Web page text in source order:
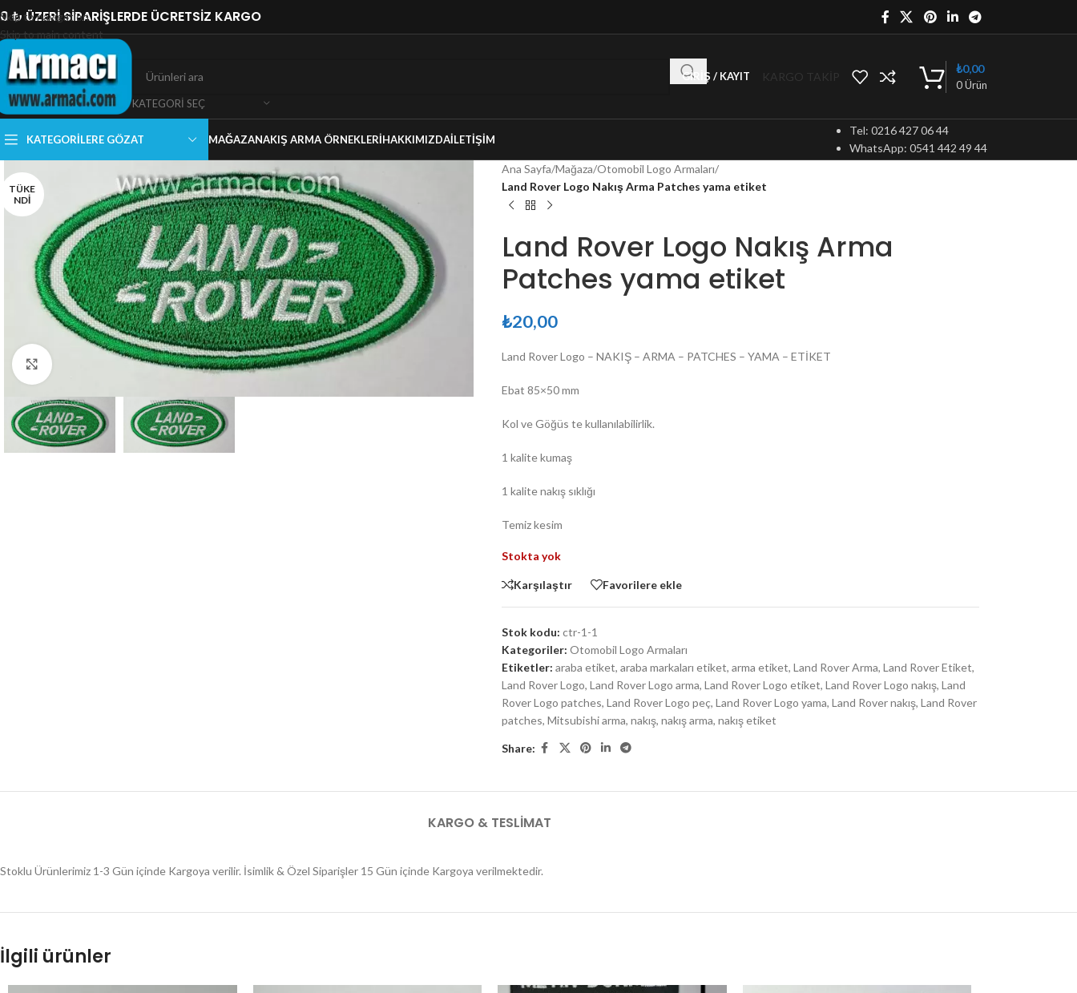
Skip to navigation
Skip to main content
₺ ÜZERİ SİPARİŞLERDE ÜCRETSİZ KARGO
KATEGORI SEÇ
GIRIŞ / KAYIT KARGO TAKİP
0Ürün
₺0,00
KATEGORILERE GÖZAT MAĞAZANAKIŞ ARMA ÖRNEKLERIHAKKIMIZDAİLETIŞIM
Tel: 0216 427 06 44
WhatsApp: 0541 442 49 44
TÜKE
NDI
Büyütmek için tıklayın
Ana Sayfa/Mağaza/Otomobil Logo Armaları/
Land Rover Logo Nakış Arma Patches yama etiket
Land Rover Logo Nakış Arma
Patches yama etiket
₺20,00
Land Rover Logo – NAKIŞ – ARMA – PATCHES – YAMA – ETİKET
Ebat 85×50 mm
Kol ve Göğüs te kullanılabilirlik.
1 kalite kumaş
1 kalite nakış sıklığı
Temiz kesim
Stokta yok
Karşılaştır Favorilere ekle
Stok kodu: ctr-1-1
Kategoriler: Otomobil Logo Armaları
Etiketler: araba etiket, araba markaları etiket, arma etiket, Land Rover Arma, Land Rover Etiket,
Land Rover Logo, Land Rover Logo arma, Land Rover Logo etiket, Land Rover Logo nakış, Land
Rover Logo patches, Land Rover Logo peç, Land Rover Logo yama, Land Rover nakış, Land Rover
patches, Mitsubishi arma, nakış, nakış arma, nakış etiket
Share:
KARGO & TESLIMAT
Stoklu Ürünlerimiz 1-3 Gün içinde Kargoya verilir. İsimlik & Özel Siparişler 15 Gün içinde Kargoya verilmektedir.
İlgili ürünler